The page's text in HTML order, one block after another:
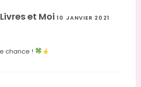
et Moi10 JANVIER 2021
chance !